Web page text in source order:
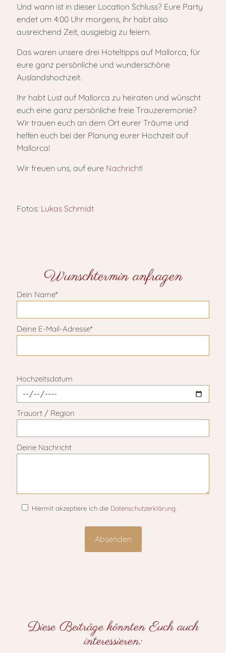
Und wann ist in dieser Location Schluss? Eure Party
endet um 4:00 Uhr morgens, ihr habt also
ausreichend Zeit, ausgiebig zu feiern.
Das waren unsere drei Hoteltipps auf Mallorca, für
eure ganz persönliche und wunderschöne
Auslandshochzeit.
Ihr habt Lust auf Mallorca zu heiraten und wünscht
euch eine ganz persönliche freie Trauzeremonie?
Wir trauen euch an dem Ort eurer Träume und
helfen euch bei der Planung eurer Hochzeit auf
Mallorca!
Wir freuen uns, auf eure Nachricht!
Fotos: Lukas Schmidt
Wunschtermin anfragen
Dein Name*
Deine E-Mail-Adresse*
Hochzeitsdatum
Trauort / Region
Deine Nachricht
Hiermit akzeptiere ich die Datenschutzerklärung
Diese Beiträge könnten Euch auch
interessieren: